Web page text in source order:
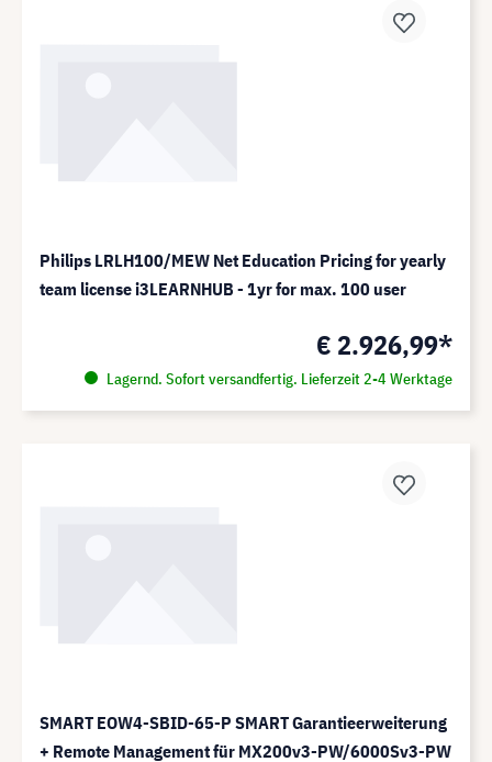
Philips LRLH100/MEW Net Education Pricing for yearly
team license i3LEARNHUB - 1yr for max. 100 user
€ 2.926,99*
Lagernd. Sofort versandfertig. Lieferzeit 2-4 Werktage
SMART EOW4-SBID-65-P SMART Garantieerweiterung
+ Remote Management für MX200v3-PW/6000Sv3-PW